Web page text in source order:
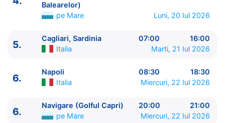
Barcelona Spania
Navigare (Cel mai intunecat punct din Marea
Balearelor)
pe Mare 23:30 - 0:00
4.
Navigare (Cel mai intunecat punct din Marea
Cagliari, Sardinia
07:00 - 16:00
6.
Napoli Italia
7.
Civitavecchia, Roma Italia
08:30 - 19:00
8.
Genova Italia 08:30 - ⚓
Balearelor)
pe Mare Luni, 20 Iul 2026
5.
Cagliari, Sardinia 07:00
16:00
Italia
Marti, 21 Iul 2026
6.
Napoli 08:30
18:30
Italia
Miercuri, 22 Iul 2026
6.
Navigare (Golful Capri) 20:00
21:00
pe Mare
Miercuri, 22 Iul 2026